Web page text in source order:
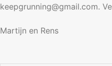
keepgrunning@gmail.com.
Martijn en Rens